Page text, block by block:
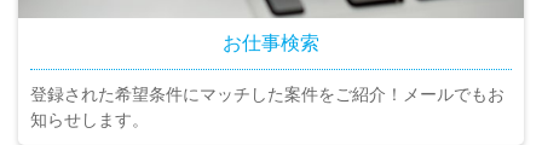
お仕事検索
登録された希望条件にマッチした案件をご紹介！メールでもお
知らせします。